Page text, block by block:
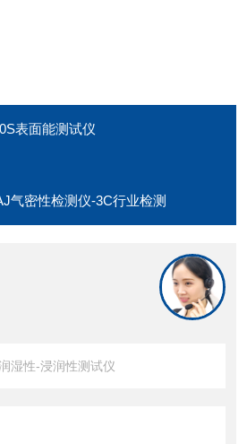
表面能测试仪
气密性检测仪-3C行业检测